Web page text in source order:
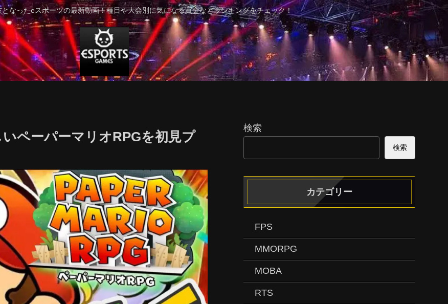
なったeスポーツの最新動画！種目や大会別に気になる賞金などランキングをチェック！
ペーパーマリオRPGを初見プ
検索
検索
カテゴリー
FPS
MMORPG
MOBA
RTS